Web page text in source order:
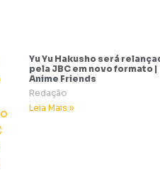
Yu Yu Hakusho será
pela JBC em novo formato |
Anime Friends
Redação
Leia Mais »